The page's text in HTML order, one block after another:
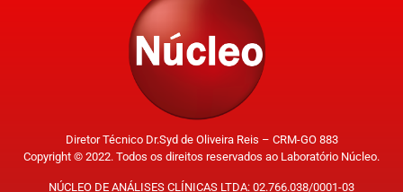
Diretor Técnico Dr.Syd de Oliveira Reis – CRM-GO 883
Copyright © 2022. Todos os direitos reservados ao Laboratório Núcleo.
NÚCLEO DE ANÁLISES CLÍNICAS LTDA: 02.766.038/0001-03